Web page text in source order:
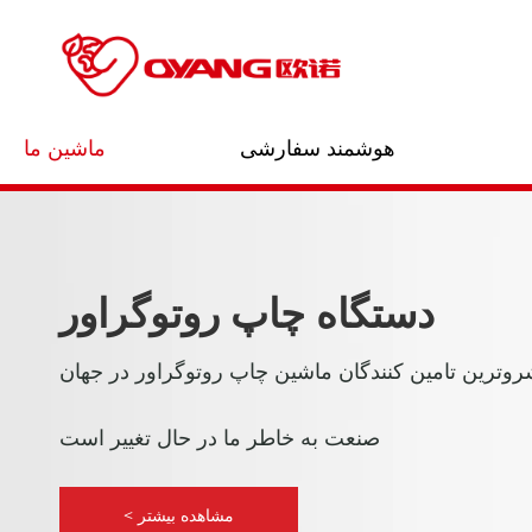
ماشین ما هوشمند سفارشی
دستگاه چاپ روتوگراور
تامین کنندگان ماشین چاپ روتوگراور در جهان
صنعت به خاطر ما در حال تغییر است
مشاهده بیشتر >